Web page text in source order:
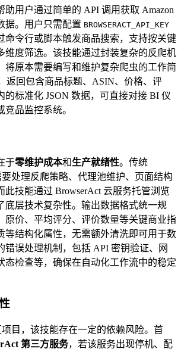
助用户通过简单的 API 调用获取 Amazon
据。用户只需配置 BROWSERACT_API_KEY
命令行或脚本触发商品搜索，支持按关键
维度筛选。该技能通过封装复杂的反爬机
将原本需要编写和维护复杂爬虫的工作简
返回包含商品标题、ASIN、价格、评
的标准化 JSON 数据，可直接对接 BI 仪
品监控系统。
于零维护成本和生产就绪性。传统
要处理反爬策略、代理池维护、页面结构
此技能通过 BrowserAct 云服务托管浏览
底层技术复杂性。输出数据格式统一规
原价、平均评分、评价数量等关键商业指
等结构化属性，无需额外清洗即可用于数
错误处理机制，包括 API 密钥验证、网
态检查等，确保在自动化工作流中的稳定
目，该技能存在一定的依赖风险。首
第三方服务，若该服务出现停机、配